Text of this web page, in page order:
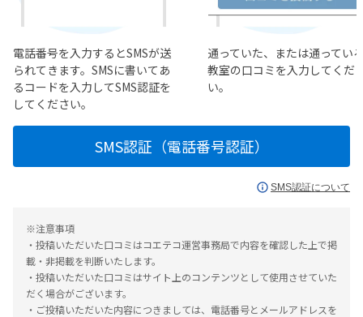
電話番号を入力するとSMSが送
られてきます。SMSに書いてあ
るコードを入力してSMS認証を
してください。
通っていた、または通ってい
教室の口コミを入力してくだ
い。
SMS認証（電話番号認証）
SMS認証について
※注意事項
・投稿いただいた口コミはコエテコ運営事務局で内容を確認した上で掲
載・非掲載を判断いたします。
・投稿いただいた口コミはサイト上のコンテンツとして使用させていた
だく場合がございます。
・ご投稿いただいた内容につきましては、電話番号とメールアドレスを